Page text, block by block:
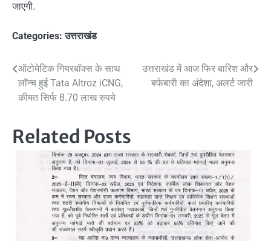
जाएगी.
Categories:उत्तराखंड
Post
navigation
ऑटोमेटिक गियरबॉक्स के साथ
लॉन्च हुई Tata Altroz iCNG,
कीमत सिर्फ 8.70 लाख रुपये
उत्तराखंड में आज फिर बारिश और
बर्फबारी का अंदेशा, अलर्ट जारी
Related Posts